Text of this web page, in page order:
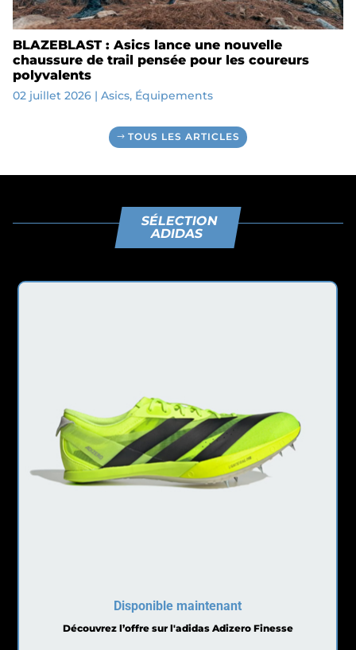
BLAZEBLAST : Asics lance une nouvelle
chaussure de trail pensée pour les coureurs
polyvalents
02 juillet 2026| Asics, Équipements
TOUS LES ARTICLES
SÉLECTION
ADIDAS
Disponible maintenant
Découvrez l’offre sur l'adidas Adizero Finesse